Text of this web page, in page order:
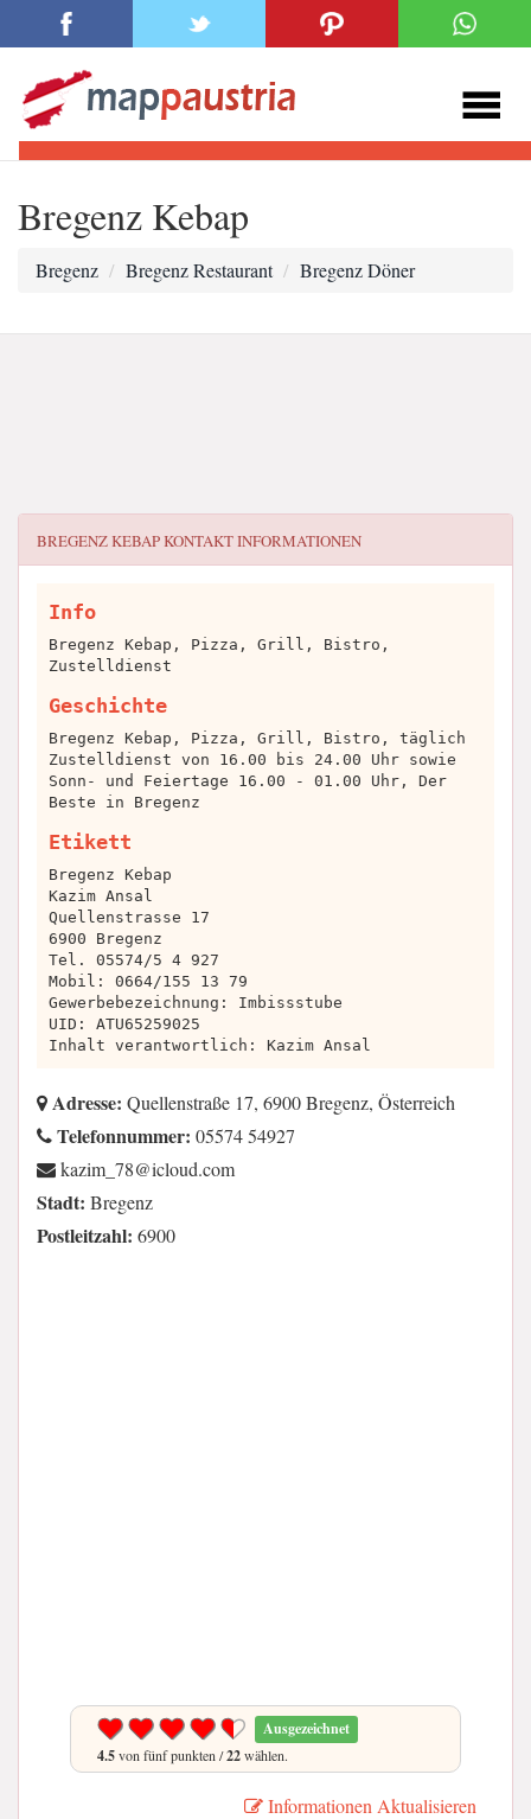
Bregenz Kebap
Bregenz Bregenz Restaurant Bregenz Döner
BREGENZ KEBAPKONTAKT INFORMATIONEN
Info
Bregenz Kebap, Pizza, Grill, Bistro,
Zustelldienst
Geschichte
Bregenz Kebap, Pizza, Grill, Bistro, täglich
Zustelldienst von 16.00 bis 24.00 Uhr sowie
Sonn- und Feiertage 16.00 - 01.00 Uhr, Der
Beste in Bregenz
Etikett
Bregenz Kebap
Kazim Ansal
Quellenstrasse 17
6900 Bregenz
Tel. 05574/5 4 927
Mobil: 0664/155 13 79
Gewerbebezeichnung: Imbissstube
UID: ATU65259025
Inhalt verantwortlich: Kazim Ansal
Adresse: Quellenstraße 17, 6900 Bregenz, Österreich
Telefonnummer: 05574 54927
moc.duolci@87_mizak
Stadt: Bregenz
Postleitzahl: 6900
Ausgezeichnet
4.5von fünf punkten /22wählen.
Informationen Aktualisieren